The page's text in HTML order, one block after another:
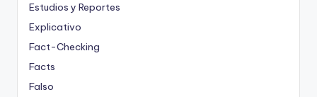
Estudios y Reportes
Explicativo
Fact-Checking
Facts
Falso